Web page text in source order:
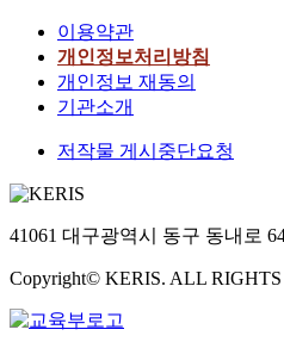
이용약관
개인정보처리방침
개인정보 재동의
기관소개
저작물 게시중단요청
41061 대구광역시 동구 동내로
Copyright© KERIS. ALL RIGHTS